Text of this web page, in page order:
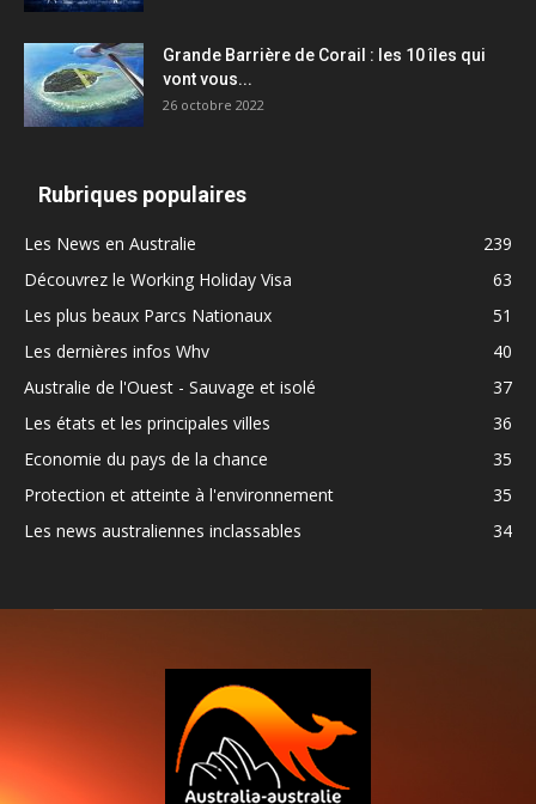
Grande Barrière de Corail : les 10 îles qui
vont vous...
26 octobre 2022
Rubriques populaires
Les News en Australie
239
Découvrez le Working Holiday Visa
63
Les plus beaux Parcs Nationaux
51
Les dernières infos Whv
40
Australie de l'Ouest - Sauvage et isolé
37
Les états et les principales villes
36
Economie du pays de la chance
35
Protection et atteinte à l'environnement
35
Les news australiennes inclassables
34